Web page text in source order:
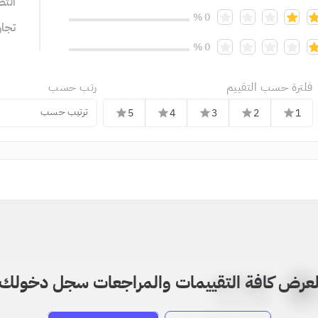
0 %
0 %
فلترة حسب التقييم
1
star
2
star
3
star
4
star
5
star
رتب حسب
ترتيب حسب
a بدون اسم
لعرض كافة التقييمات والمراجعات سجل دخولك